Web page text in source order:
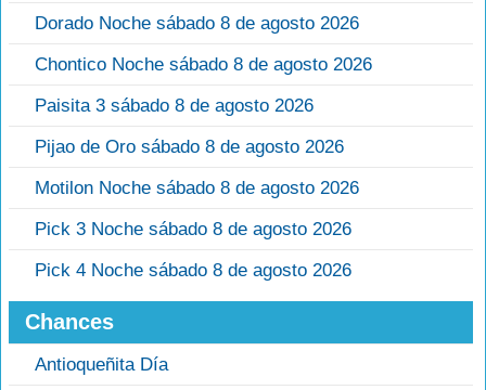
Dorado Noche sábado 8 de agosto 2026
Chontico Noche sábado 8 de agosto 2026
Paisita 3 sábado 8 de agosto 2026
Pijao de Oro sábado 8 de agosto 2026
Motilon Noche sábado 8 de agosto 2026
Pick 3 Noche sábado 8 de agosto 2026
Pick 4 Noche sábado 8 de agosto 2026
Chances
Antioqueñita Día